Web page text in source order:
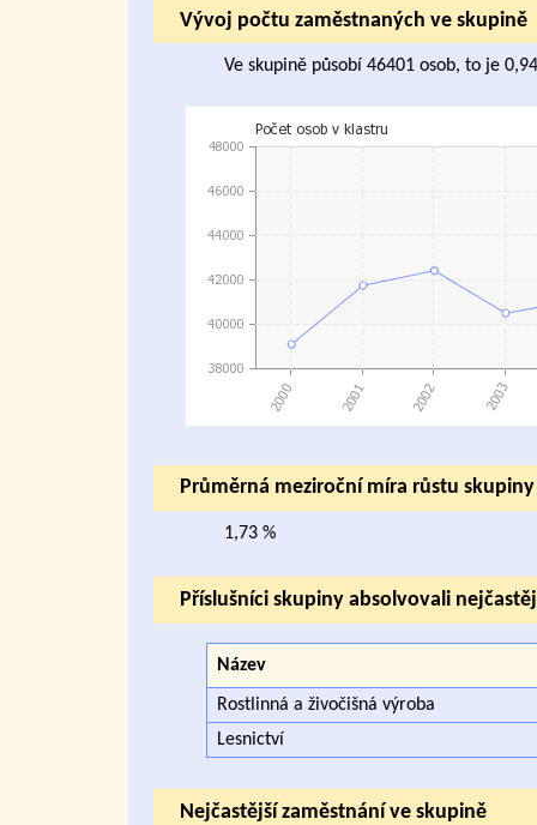
Vývoj počtu zaměstnaných ve skupině
Ve skupině působí 46401 osob, to je
Průměrná meziroční míra růstu
1,73 %
Příslušníci skupiny absolvovali
Název
Rostlinná a živočišná výroba
Lesnictví
Nejčastější zaměstnání ve skupině